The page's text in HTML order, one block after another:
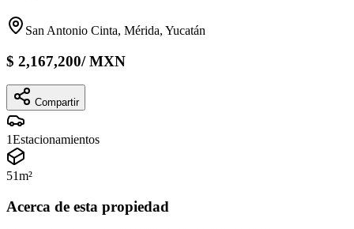
San Antonio Cinta, Mérida, Yucatán
$ 2,167,200/MXN
Compartir
1Estacionamientos
51m²
Acerca de esta propiedad